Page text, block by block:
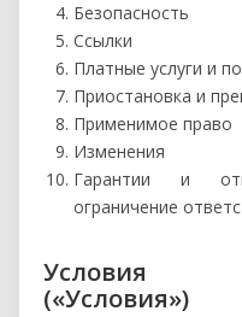
Безопасность
Ссылки
Платные услуги и
Приостановка и
Применимое право
Изменения
Гарантии и
ограничение
Условия
(«Условия»)